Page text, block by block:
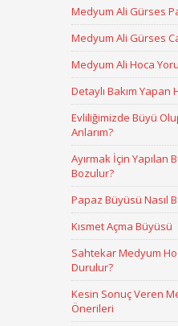
Medyum Ali Gürses
Medyum Ali Gürses
Medyum Ali Hoca
Detaylı Bakım Yapan
Evliliğimizde Büyü
Anlarım?
Ayırmak İçin Yapılan
Bozulur?
Papaz Büyüsü Nasıl
Kısmet Açma Büyüsü
Sahtekar Medyum
Durulur?
Kesin Sonuç Veren
Önerileri